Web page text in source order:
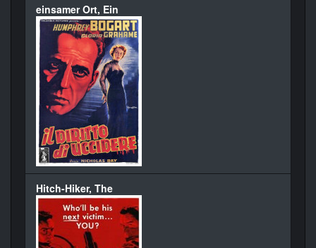
einsamer Ort, Ein
Hitch-Hiker, The